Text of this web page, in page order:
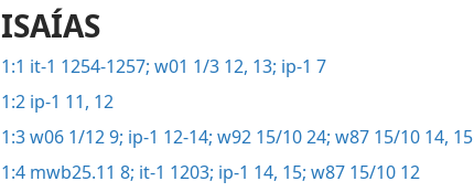
ISAÍAS
1:1 it-1 1254-1257; w01 1/3 12, 13; ip-1 7
1:2 ip-1 11, 12
1:3w06 1/12 9; ip-1 12-14; w92 15/10 24; w87 15/10 14, 15
1:4 mwb25.11 8; it-1 1203; ip-1 14, 15; w87 15/10 12